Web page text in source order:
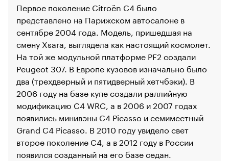
Первое поколение Citroёn C4 было
представлено на Парижском автосалоне в
сентябре 2004 года. Модель, пришедшая на
смену Xsara, выглядела как настоящий космолет.
На той же модульной платформе PF2 создали
Peugeot 307. В Европе кузовов изначально было
два (трехдверный и пятидверный хетчбэки). В
2006 году на базе купе создали раллийную
модификацию C4 WRC, а в 2006 и 2007 годах
появились минивэны C4 Picasso и семиместный
Grand C4 Picasso. В 2010 году увидело свет
второе поколение C4, а в 2012 году в России
появился созданный на его базе седан.